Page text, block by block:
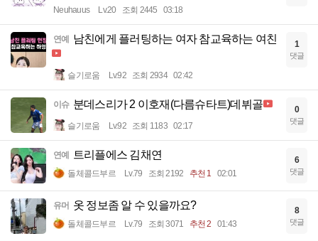
Neuhauus Lv.20 조회 2445 03:18
연예 남친에게 플러팅하는 여자 참교육하는 여친
슬기로움 Lv.92 조회 2934 02:42
1
댓글
이슈 분데스리가 2 이호재(다름슈타트)데뷔골
슬기로움 Lv.92 조회 1183 02:17
0
댓글
연예 트리플에스 김채연
돌체콜드부르 Lv.79 조회 2192 추천 1 02:01
6
댓글
유머 옷 정보좀 알 수 있을까요?
돌체콜드부르 Lv.79 조회 3071 추천 2 01:43
8
댓글